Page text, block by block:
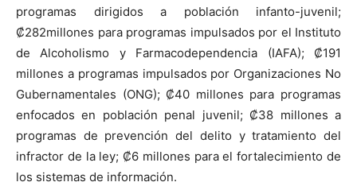
programas dirigidos a población infanto-juvenil;
₡282millones para programas impulsados por el Instituto
de Alcoholismo y Farmacodependencia (IAFA); ₡191
millones a programas impulsados por Organizaciones No
Gubernamentales (ONG); ₡40 millones para programas
enfocados en población penal juvenil; ₡38 millones a
programas de prevención del delito y tratamiento del
infractor de la ley; ₡6 millones para el fortalecimiento de
los sistemas de información.